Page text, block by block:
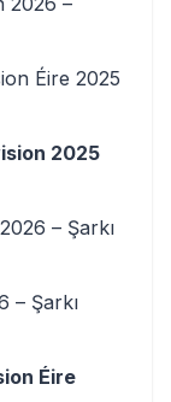
Éire 2025
2025
– Şarkı
– Şarkı
Éire